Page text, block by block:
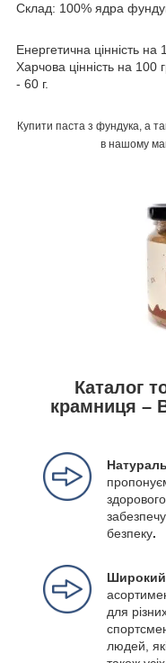
Склад: 100% ядра
Енергетична цінність на
Харчова цінність на 100
- 60 г.
Купити паста з фундука, а
в нашому
Каталог
крамниця –
безпеку.
Широкий
для
людей,